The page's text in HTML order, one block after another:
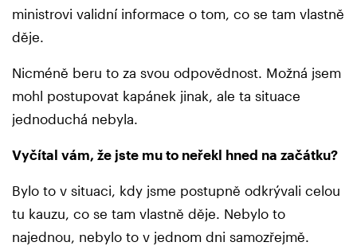
ministrovi validní informace o tom, co se tam vlastně
děje.
Nicméně beru to za svou odpovědnost. Možná jsem
mohl postupovat kapánek jinak, ale ta situace
jednoduchá nebyla.
Vyčítal vám, že jste mu to neřekl hned na začátku?
Bylo to v situaci, kdy jsme postupně odkrývali celou
tu kauzu, co se tam vlastně děje. Nebylo to
najednou, nebylo to v jednom dni samozřejmě.